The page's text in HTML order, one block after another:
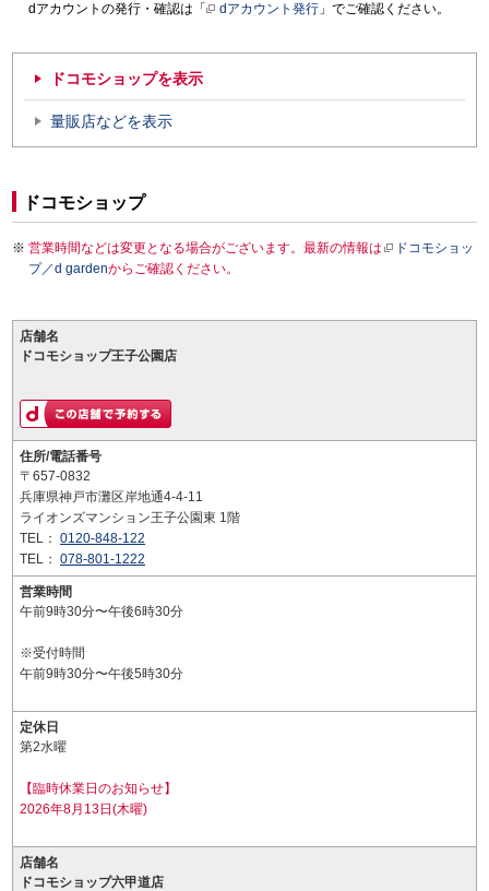
dアカウントの発行・確認は「
dアカウント発行 」でご確認ください。
ドコモショップを表示
量販店などを表示
ドコモショップ
営業時間などは変更となる場合がございます。最新の情報は
ドコモショッ
プ／d gardenからご確認ください。
店舗名
ドコモショップ王子公園店
住所/電話番号
〒657-0832
兵庫県神戸市灘区岸地通4-4-11
ライオンズマンション王子公園東 1階
TEL： 0120-848-122
TEL： 078-801-1222
営業時間
午前9時30分〜午後6時30分
※受付時間
午前9時30分〜午後5時30分
定休日
第2水曜
【臨時休業日のお知らせ】
2026年8月13日(木曜)
店舗名
ドコモショップ六甲道店